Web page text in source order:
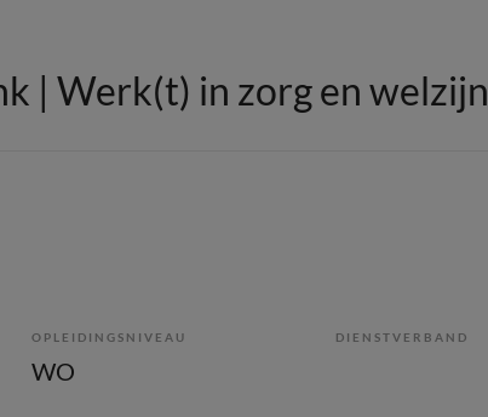
| Werk(t) in zorg en welzijn
OPLEIDINGSNIVEAU
WO
DIENSTVERBAND